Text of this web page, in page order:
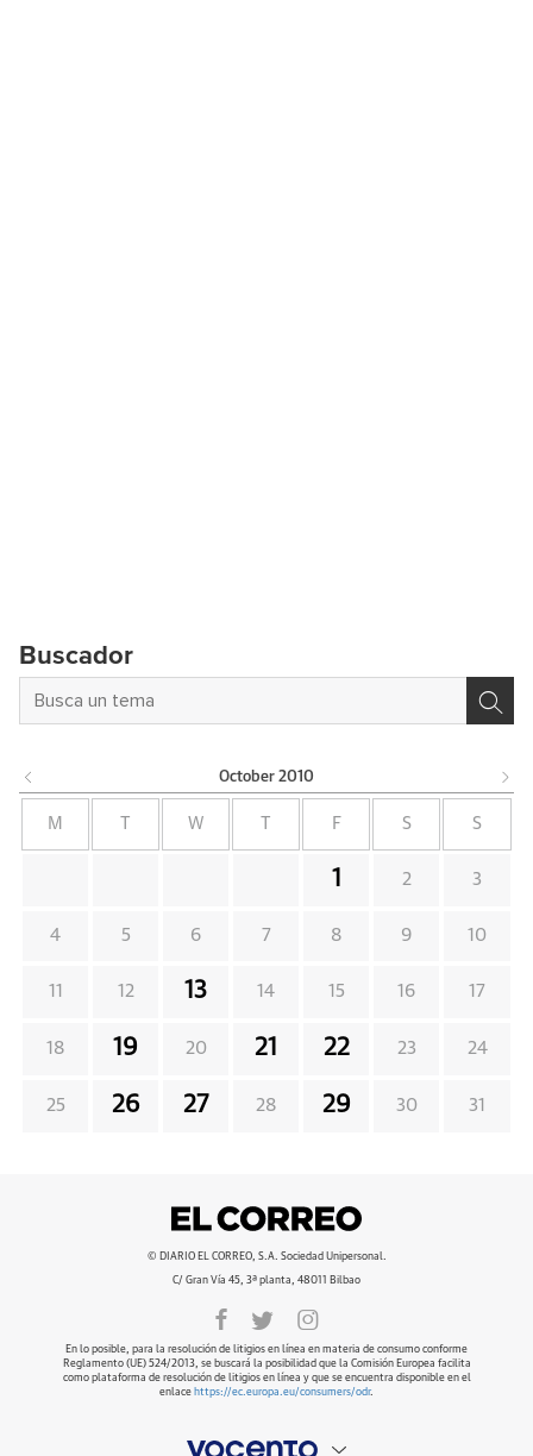
Buscador
October 2010
M W F S S
1 2 3
4 5 6 7 8 9 10
11 12 13 14 15 16 17
18 19 20 21 22 23 24
25 26 27 28 29 30 31
© DIARIO EL CORREO, S.A. Sociedad Unipersonal.
C/ Gran Vía 45, 3ª planta, 48011 Bilbao
En lo posible, para la resolución de litigios en línea en materia de consumo conforme
Reglamento (UE) 524/2013, se buscará la posibilidad que la Comisión Europea facilita
como plataforma de resolución de litigios en línea y que se encuentra disponible en el
enlace https://ec.europa.eu/consumers/odr.